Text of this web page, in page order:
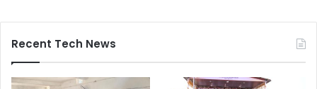
Recent Tech News